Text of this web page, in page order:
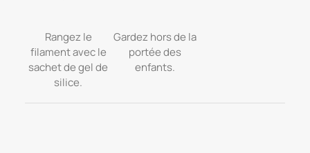
Rangez le
filament avec le
sachet de gel de
silice.
Gardez hors de la
portée des
enfants.